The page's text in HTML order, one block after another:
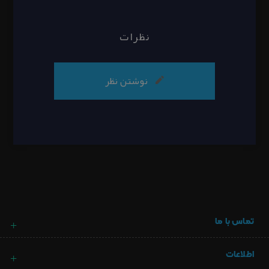
نظرات
نوشتن نظر
تماس با ما
اطلاعات